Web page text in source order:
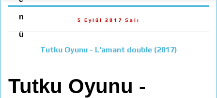
n
ü
5 Eylül 2017 Salı
Tutku Oyunu - L'amant double (2017)
Tutku Oyunu -